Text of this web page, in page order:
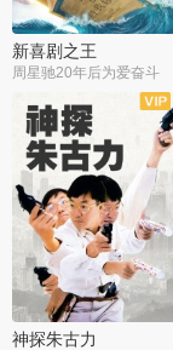
新喜剧之王
周星驰20年后为爱奋斗
神探朱古力